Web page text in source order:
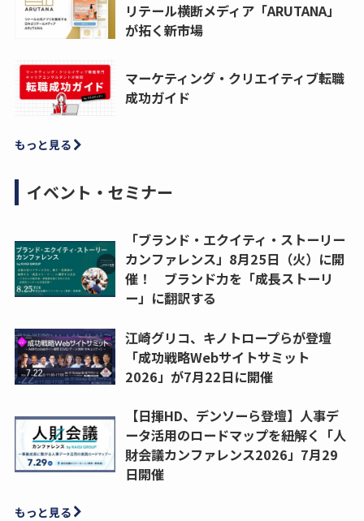
リテール横断メディア「ARUTANA」
が拓く新市場
マーケティング・クリエイティブ転職
成功ガイド
もっと見る
イベント・セミナー
「ブランド・エクイティ・ストーリー
カンファレンス」8月25日（火）に開
催！ ブランド力を「成長ストーリ
ー」に翻訳する
江崎グリコ、キノトロープらが登壇
「成功戦略Webサイトサミット
2026」が7月22日に開催
【日揮HD、デンソーら登壇】人事デ
ータ活用のロードマップを紐解く「人
財会議カンファレンス2026」7月29
日開催
もっと見る